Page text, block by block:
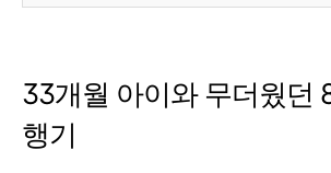
33개월 아이와 무더웠던
행기